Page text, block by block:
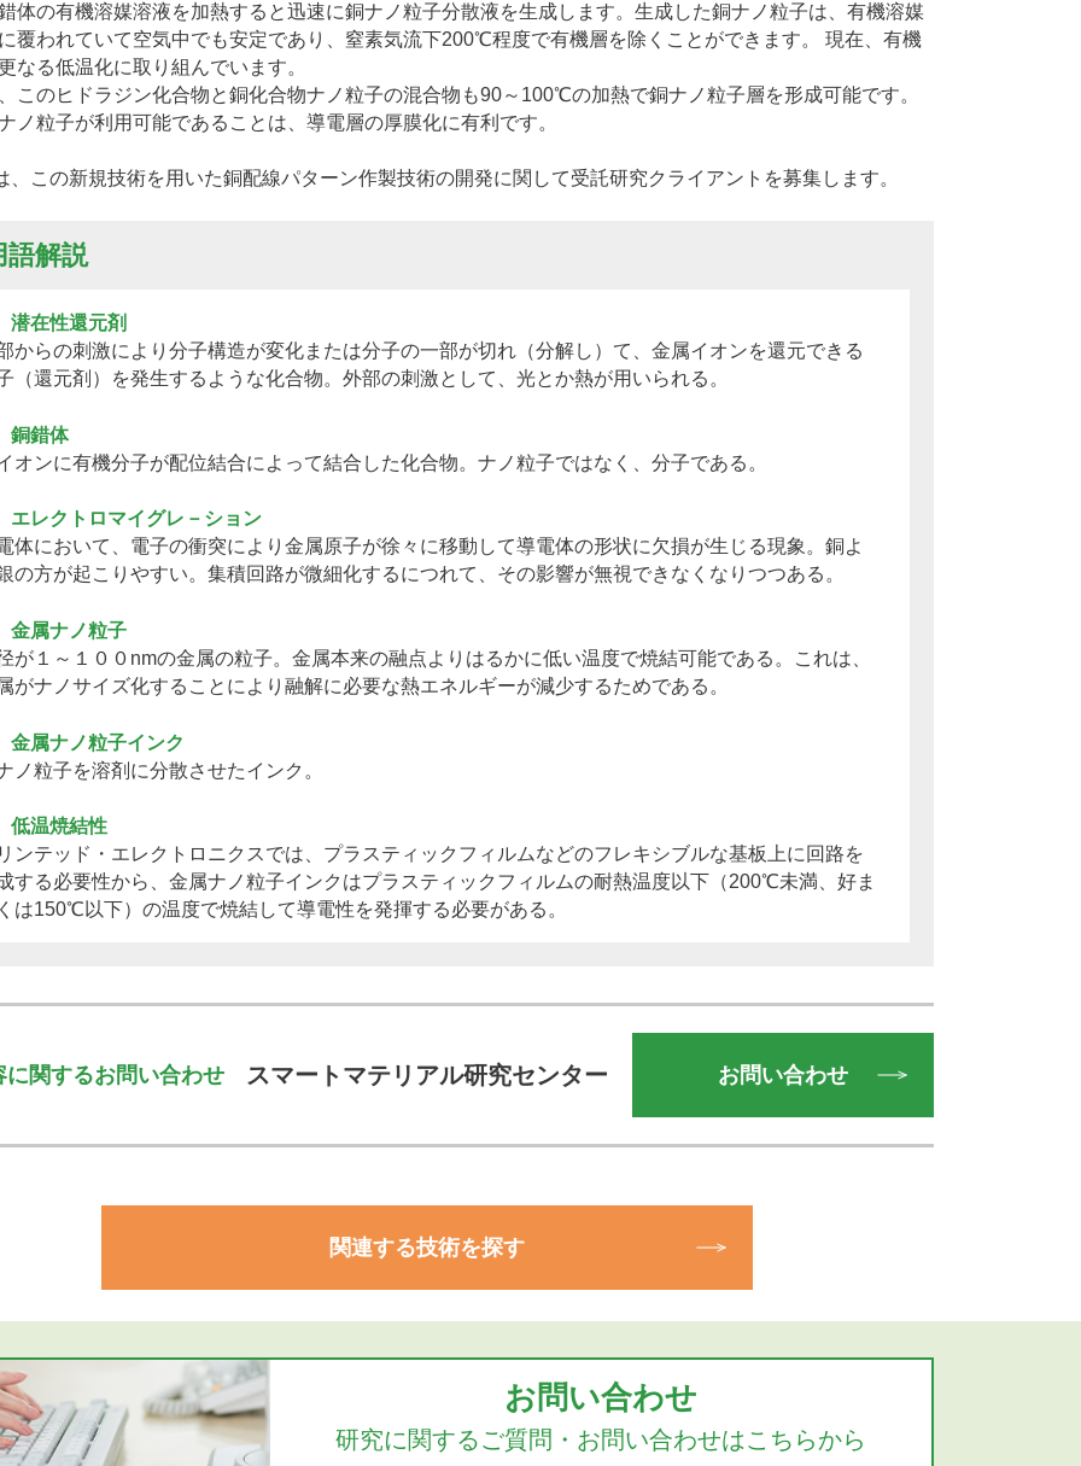
の有機溶媒溶液を加熱すると迅速に銅ナノ粒子分散液を生成します。生成した銅ナノ粒子は、有機溶媒
覆われていて空気中でも安定であり、窒素気流下200℃程度で有機層を除くことができます。 現在、有機
なる低温化に取り組んでいます。
のヒドラジン化合物と銅化合物ナノ粒子の混合物も90～100℃の加熱で銅ナノ粒子層を形成可能です。
ノ粒子が利用可能であることは、導電層の厚膜化に有利です。
この新規技術を用いた銅配線パターン作製技術の開発に関して受託研究クライアントを募集します。
解説
潜在性還元剤
からの刺激により分子構造が変化または分子の一部が切れ（分解し）て、金属イオンを還元できる
（還元剤）を発生するような化合物。外部の刺激として、光とか熱が用いられる。
銅錯体
オンに有機分子が配位結合によって結合した化合物。ナノ粒子ではなく、分子である。
エレクトロマイグレ－ション
体において、電子の衝突により金属原子が徐々に移動して導電体の形状に欠損が生じる現象。銅よ
の方が起こりやすい。集積回路が微細化するにつれて、その影響が無視できなくなりつつある。
金属ナノ粒子
が１～１００nmの金属の粒子。金属本来の融点よりはるかに低い温度で焼結可能である。これは、
がナノサイズ化することにより融解に必要な熱エネルギーが減少するためである。
金属ナノ粒子インク
ノ粒子を溶剤に分散させたインク。
低温焼結性
ンテッド・エレクトロニクスでは、プラスティックフィルムなどのフレキシブルな基板上に回路を
する必要性から、金属ナノ粒子インクはプラスティックフィルムの耐熱温度以下（200℃未満、好ま
は150℃以下）の温度で焼結して導電性を発揮する必要がある。
に関するお問い合わせ スマートマテリアル研究センター お問い合わせ
関連する技術を探す
お問い合わせ
研究に関するご質問・お問い合わせはこちらから